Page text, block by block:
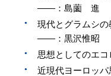
——：島薗 進
現代とグラムシ
——：黒沢惟昭
思想としてのエ
近現代ヨーロッパ